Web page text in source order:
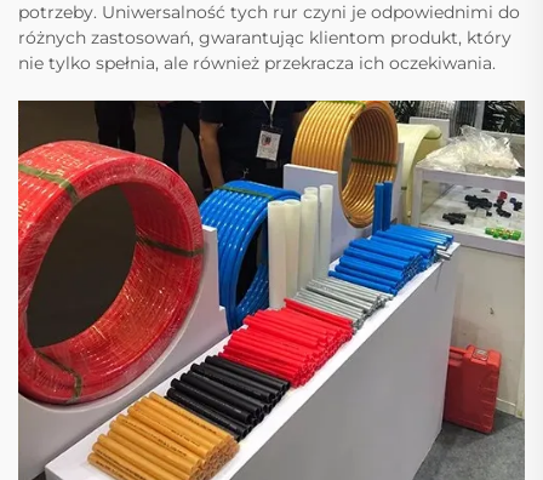
potrzeby. Uniwersalność tych rur czyni je odpowiednimi do
różnych zastosowań, gwarantując klientom produkt, który
nie tylko spełnia, ale również przekracza ich oczekiwania.